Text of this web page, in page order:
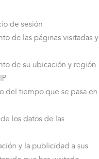
de sesión
de las páginas visitadas y
de su ubicación y región
del tiempo que se pasa en
los datos de las
y la publicidad a sus